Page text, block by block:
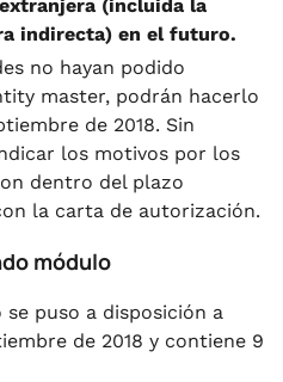
(incluida la
indirecta) en el futuro.
no hayan podido
master, podrán hacerlo
de 2018. Sin
los motivos por los
dentro del plazo
la carta de autorización.
módulo
puso a disposición a
de 2018 y contiene 9